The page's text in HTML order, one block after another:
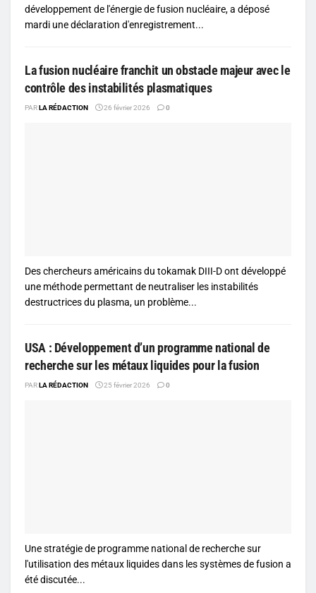
développement de l'énergie de fusion nucléaire, a déposé
mardi une déclaration d'enregistrement...
La fusion nucléaire franchit un obstacle majeur avec le
contrôle des instabilités plasmatiques
PARLA RÉDACTION 26 février 2026 0
Des chercheurs américains du tokamak DIII-D ont développé
une méthode permettant de neutraliser les instabilités
destructrices du plasma, un problème...
USA : Développement d’un programme national de
recherche sur les métaux liquides pour la fusion
PARLA RÉDACTION 25 février 2026 0
Une stratégie de programme national de recherche sur
l'utilisation des métaux liquides dans les systèmes de fusion a
été discutée...